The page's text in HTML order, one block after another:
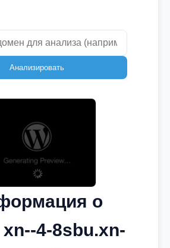
Анализировать
о
xn--4-8sbu.xn-